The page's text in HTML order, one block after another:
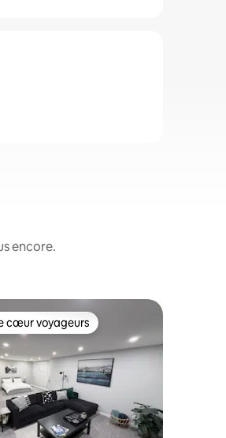
encore.
voyageurs les plus appréciés
cœur voyageurs